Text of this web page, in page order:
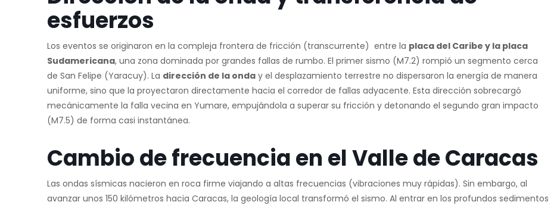
esfuerzos
Los eventos se originaron en la compleja frontera de fricción (transcurrente) entre la placa del Caribe y la placa
Sudamericana, una zona dominada por grandes fallas de rumbo. El primer sismo (M7.2) rompió un segmento cerca
de San Felipe (Yaracuy). La dirección de la onda y el desplazamiento terrestre no dispersaron la energía de manera
uniforme, sino que la proyectaron directamente hacia el corredor de fallas adyacente. Esta dirección sobrecargó
mecánicamente la falla vecina en Yumare, empujándola a superar su fricción y detonando el segundo gran impacto
(M7.5) de forma casi instantánea.
Cambio de frecuencia en el Valle de Caracas
Las ondas sísmicas nacieron en roca firme viajando a altas frecuencias (vibraciones muy rápidas). Sin embargo, al
avanzar unos 150 kilómetros hacia Caracas, la geología local transformó el sismo. Al entrar en los profundos sedimentos